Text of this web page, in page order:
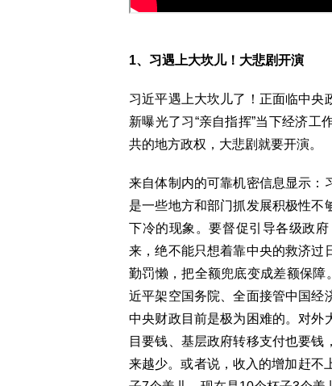
1、习遇上大坎儿！大悲剧开演
习近平遇上大坎儿了！正面临中央
新曝光了习“亲自指挥”当下经济
共的地方政权，大悲剧就要开演。
来自体制内的可靠机密信息显示：
是一些地方和部门抓发展积极性不
下冷的现象。要督促引导各级政
来，绝不能只想着靠中央的救济过
勤罚懒，把全额兜底变成差额保障
近平架空国务院、全面接管中国经
中央财政目前是极为困难的。对外
目要钱、基层政府转移支付也要
来越少。或者说，收入的增加赶不